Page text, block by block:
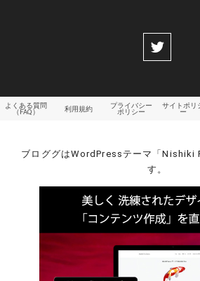
よくある質問
（FAQ）
利用規約
プライバシー
ポリシー
サイトポリ
ー
ブロググはWordPressテーマ「Nishiki
す。